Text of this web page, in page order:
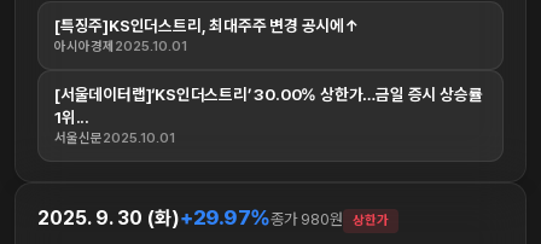
[특징주]KS인더스트리, 최대주주 변경 공시에↑
아시아경제 2025.10.01
[서울데이터랩]‘KS인더스트리’ 30.00% 상한가…금일 증시 상승률
1위...
서울신문2025.10.01
2025. 9. 30 (화)+29.97%종가 980원 상한가